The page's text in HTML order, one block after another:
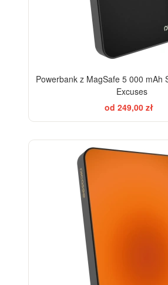
Powerbank z MagSafe 5 000 mAh
Excuses
od 249,00 zł